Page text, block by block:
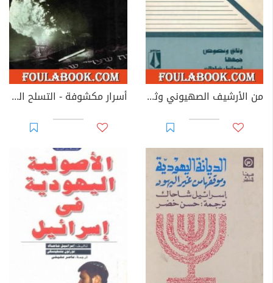
من الأرشيف الصهيوني وثائق ونصوص أسرار مكشوفة - التسلح النووي والسياسة الخارجية الإسرائيلية